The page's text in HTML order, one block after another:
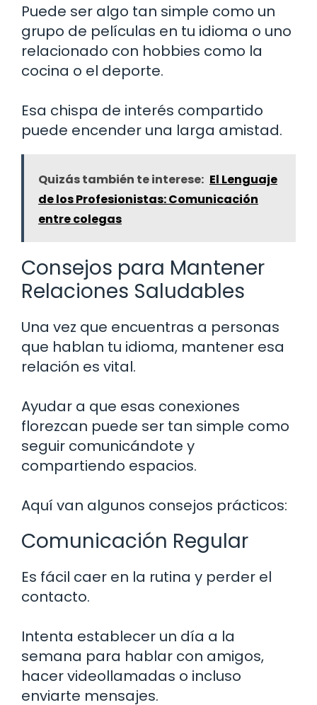
Puede ser algo tan simple como un
grupo de películas en tu idioma o uno
relacionado con hobbies como la
cocina o el deporte.
Esa chispa de interés compartido
puede encender una larga amistad.
Quizás también te interese: El Lenguaje
de los Profesionistas: Comunicación
entre colegas
Consejos para Mantener
Relaciones Saludables
Una vez que encuentras a personas
que hablan tu idioma, mantener esa
relación es vital.
Ayudar a que esas conexiones
florezcan puede ser tan simple como
seguir comunicándote y
compartiendo espacios.
Aquí van algunos consejos prácticos:
Comunicación Regular
Es fácil caer en la rutina y perder el
contacto.
Intenta establecer un día a la
semana para hablar con amigos,
hacer videollamadas o incluso
enviarte mensajes.